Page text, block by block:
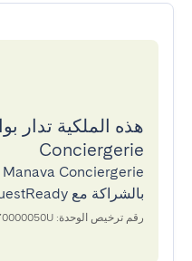
Conciergerie
بالشراكة مع GuestReady
رقم ترخيص الوحدة: 773070000050U